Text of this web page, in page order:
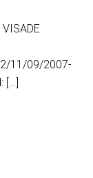
11/09/2007-
[…]